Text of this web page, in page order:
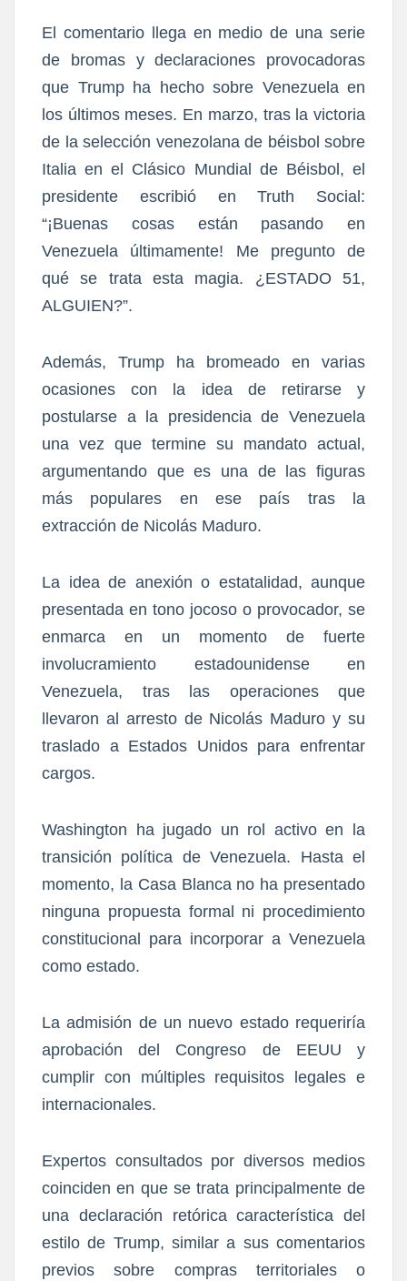
El comentario llega en medio de una serie
de bromas y declaraciones provocadoras
que Trump ha hecho sobre Venezuela en
los últimos meses. En marzo, tras la victoria
de la selección venezolana de béisbol sobre
Italia en el Clásico Mundial de Béisbol, el
presidente escribió en Truth Social:
“¡Buenas cosas están pasando en
Venezuela últimamente! Me pregunto de
qué se trata esta magia. ¿ESTADO 51,
ALGUIEN?”.
Además, Trump ha bromeado en varias
ocasiones con la idea de retirarse y
postularse a la presidencia de Venezuela
una vez que termine su mandato actual,
argumentando que es una de las figuras
más populares en ese país tras la
extracción de Nicolás Maduro.
La idea de anexión o estatalidad, aunque
presentada en tono jocoso o provocador, se
enmarca en un momento de fuerte
involucramiento estadounidense en
Venezuela, tras las operaciones que
llevaron al arresto de Nicolás Maduro y su
traslado a Estados Unidos para enfrentar
cargos.
Washington ha jugado un rol activo en la
transición política de Venezuela. Hasta el
momento, la Casa Blanca no ha presentado
ninguna propuesta formal ni procedimiento
constitucional para incorporar a Venezuela
como estado.
La admisión de un nuevo estado requeriría
aprobación del Congreso de EEUU y
cumplir con múltiples requisitos legales e
internacionales.
Expertos consultados por diversos medios
coinciden en que se trata principalmente de
una declaración retórica característica del
estilo de Trump, similar a sus comentarios
previos sobre compras territoriales o